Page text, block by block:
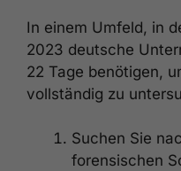
In einem Umfeld, in
2023 deutsche
22 Tage benötigen,
vollständig zu
Suchen Sie
forensischen